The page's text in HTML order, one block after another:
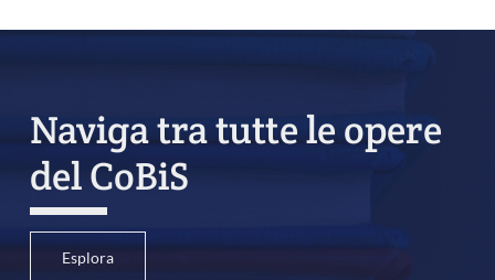
Naviga tra tutte le opere
del CoBiS
Esplora